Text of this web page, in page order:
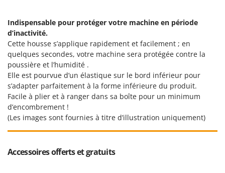
Indispensable pour protéger votre machine en période
d’inactivité.
Cette housse s’applique rapidement et facilement ; en
quelques secondes, votre machine sera protégée contre la
poussière et l’humidité .
Elle est pourvue d’un élastique sur le bord inférieur pour
s’adapter parfaitement à la forme inférieure du produit.
Facile à plier et à ranger dans sa boîte pour un minimum
d’encombrement !
(Les images sont fournies à titre d’illustration uniquement)
Accessoires offerts et gratuits